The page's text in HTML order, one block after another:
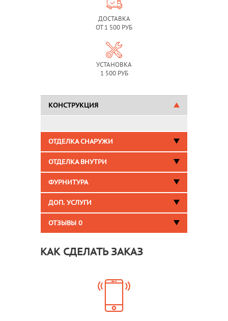
ДОСТАВКА
ОТ 1 500 РУБ
УСТАНОВКА
1 500 РУБ
КОНСТРУКЦИЯ
ОТДЕЛКА СНАРУЖИ
ОТДЕЛКА ВНУТРИ
ФУРНИТУРА
ДОП. УСЛУГИ
ОТЗЫВЫ 0
КАК СДЕЛАТЬ ЗАКАЗ